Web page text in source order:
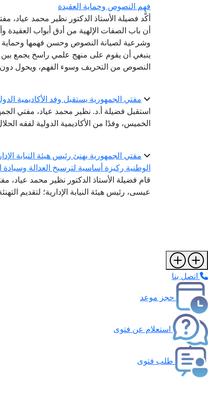
فهم النصوص وحماية العقيدة
أكَّد فضيلة الأستاذ الدكتور نظير محمد عياد،
أن باب الصفات الإلهية من أدق أبواب العقيدة
وشرعية لصيانة النصوص وحسن فهمها وحماية
ينبغي أن يقوم على منهج علمي راسخ يجمع بين
النصوص من التحريف وسوء الفهم، ويحول دون
مفتي الجمهورية يستقبل وفد الأكاديمية
استقبل فضيلة أ.د. نظير محمد عياد، مفتي
الخميس، وفدًا من الأكاديمية الدولية لفقه
مفتي الجمهورية يهنئ رئيس هيئة النيابة
الوطنية ركيزة أساسية لترسيخ العدالة وسيادة
قام فضيلة الأستاذ الدكتور نظير محمد عياد،
عيسى، رئيس هيئة النيابة الإدارية؛ لتقديم
اتصل بنا
حجز موعد
استعلام عن فتوى
طلب فتوى